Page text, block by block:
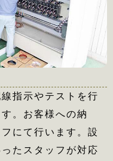
指示やテストを行
。お客様への納
にて行います。設
たスタッフが対応